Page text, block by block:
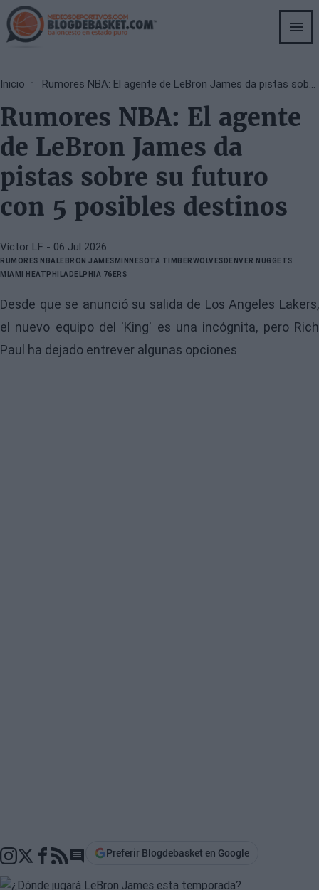
Skip
to
main
Breadcrumb
Inicio Rumores NBA: El agente de LeBron James da pistas sobre su futuro con 5 posibles destinos
Rumores NBA: El agente
de LeBron James da
pistas sobre su futuro
con 5 posibles destinos
Víctor LF - 06 Jul 2026
RUMORES NBALEBRON JAMESMINNESOTA TIMBERWOLVESDENVER NUGGETS
MIAMI HEATPHILADELPHIA 76ERS
Desde que se anunció su salida de Los Angeles Lakers,
el nuevo equipo del 'King' es una incógnita, pero Rich
Paul ha dejado entrever algunas opciones
Go to comments section
Preferir Blogdebasket en Google